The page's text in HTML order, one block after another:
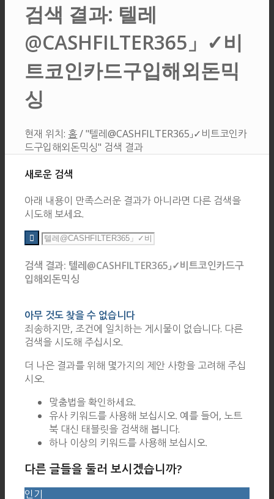
검색 결과: 텔레
@CASHFILTER365」✓비
트코인카드구입해외돈믹
싱
현재 위치: 홈 / "텔레@CASHFILTER365」✓비트코인카
드구입해외돈믹싱" 검색 결과
새로운 검색
아래 내용이 만족스러운 결과가 아니라면 다른 검색을
시도해 보세요.
검색 결과: 텔레@CASHFILTER365」✓비트코인카드구
입해외돈믹싱
아무 것도 찾을 수 없습니다
죄송하지만, 조건에 일치하는 게시물이 없습니다. 다른
검색을 시도해 주십시오.
더 나은 결과를 위해 몇가지의 제안 사항을 고려해 주십
시오.
맞춤법을 확인하세요.
유사 키워드를 사용해 보십시오. 예를 들어, 노트
북 대신 태블릿을 검색해 봅니다.
하나 이상의 키워드를 사용해 보십시오.
다른 글들을 둘러 보시겠습니까?
인기